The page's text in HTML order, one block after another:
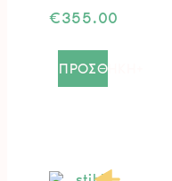
€355.00
ΠΡΟΣΘΗΚΗ+